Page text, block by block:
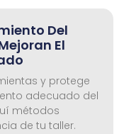
Del
El
y protege
adecuado del
métodos
de tu taller.